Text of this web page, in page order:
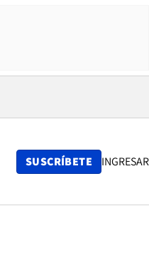
SUSCRÍBETE INGRESAR